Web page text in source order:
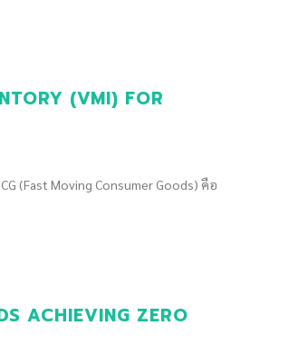
(VMI) FOR
(Fast Moving Consumer Goods) คือ
ACHIEVING ZERO